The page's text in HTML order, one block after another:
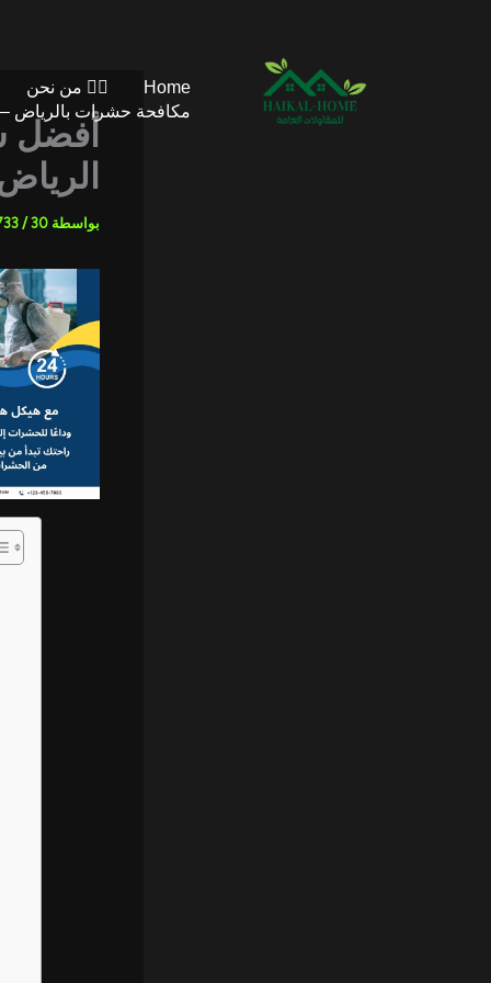
Home
👷‍♂️ من نحن
مكافحة حشرات بالرياض –
أفضل
بواسطة / 30 أغسطس، 2025